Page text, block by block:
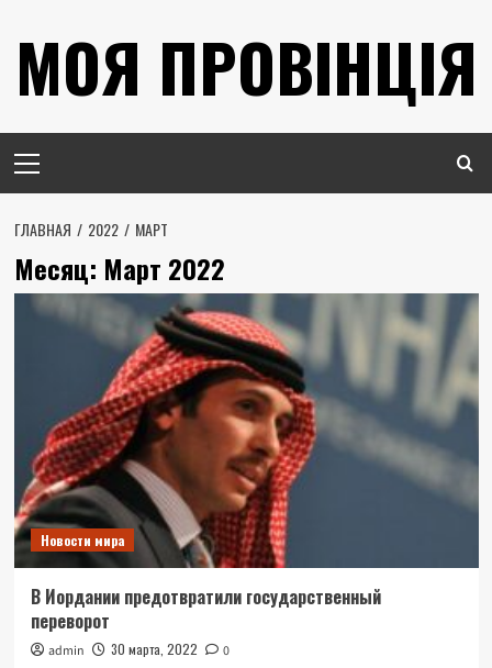
содержимому
МОЯ ПРОВІНЦІЯ
меню
ГЛАВНАЯ 2022 МАРТ
Месяц: Март 2022
Новости мира
В Иордании предотвратили государственный
переворот
admin 30 марта, 2022
0